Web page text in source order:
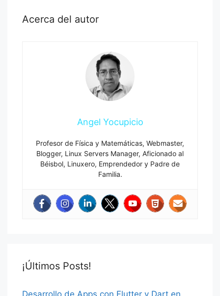
Acerca del autor
Angel Yocupicio
Profesor de Física y Matemáticas, Webmaster,
Blogger, Linux Servers Manager, Aficionado al
Béisbol, Linuxero, Emprendedor y Padre de
Familia.
¡Últimos Posts!